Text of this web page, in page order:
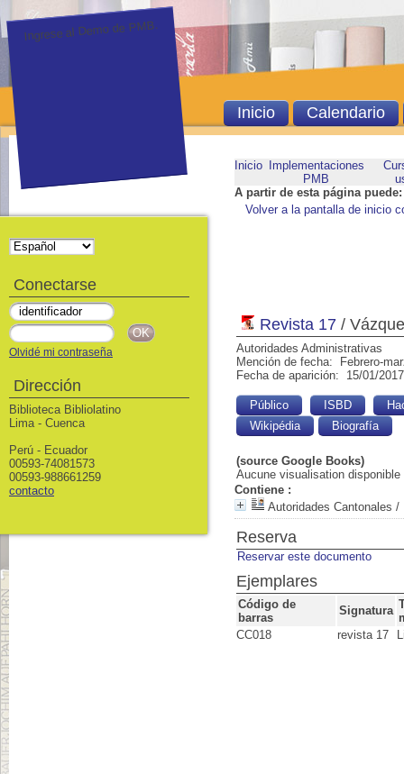
Inicio
Implementaciones
PMB
A partir de esta página puede:
Volver a la pantalla de inicio
Revista 17 /
Autoridades Administrativas
Mención de fecha: Febrero-
Fecha de aparición: 15/01/2017
Público ISBD
Wikipédia
Biografía
(source Google Books)
Aucune visualisation disponible
Contiene :
Autoridades Cantonales /
Reserva
Reservar este documento
Ejemplares
Código de
barras
Signatura
CC018
revista 17
Ingrese al Demo de PMB.
Inicio Calendario
Conectarse
Olvidé mi contraseña
Dirección
Biblioteca Bibliolatino
Lima - Cuenca
Perú - Ecuador
00593-74081573
00593-988661259
contacto